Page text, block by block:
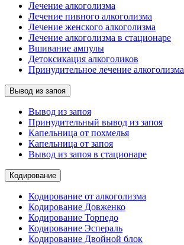
Лечение алкоголизма
Лечение пивного алкоголизма
Лечение женского алкоголизма
Лечение алкоголизма в стационаре
Вшивание ампулы
Детоксикация алкоголиков
Принудительное лечение алкоголизма
Вывод из запоя
Вывод из запоя
Принудительный вывод из запоя
Капельница от похмелья
Капельница от запоя
Вывод из запоя в стационаре
Кодирование
Кодирование от алкоголизма
Кодирование Довженко
Кодирование Торпедо
Кодирование Эспераль
Кодирование Двойной блок